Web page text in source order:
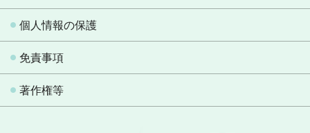
個人情報の保護
免責事項
著作権等